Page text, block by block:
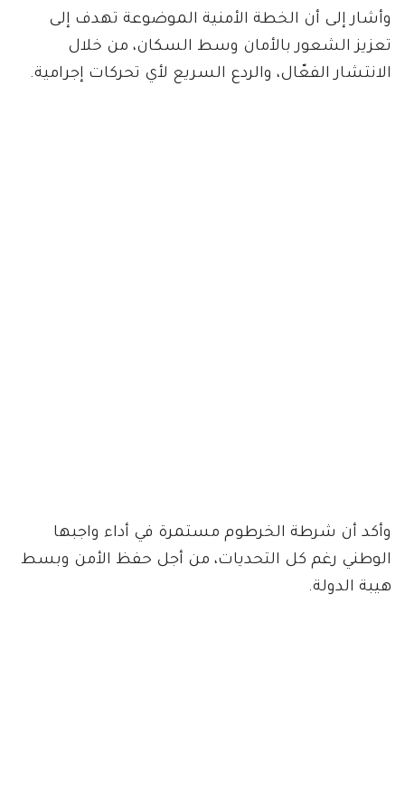
وأشار إلى أن الخطة الأمنية الموضوعة تهدف إلى
تعزيز الشعور بالأمان وسط السكان، من خلال
الانتشار الفعّال، والردع السريع لأي تحركات إجرامية.
وأكد أن شرطة الخرطوم مستمرة في أداء واجبها
الوطني رغم كل التحديات، من أجل حفظ الأمن وبسط
هيبة الدولة.